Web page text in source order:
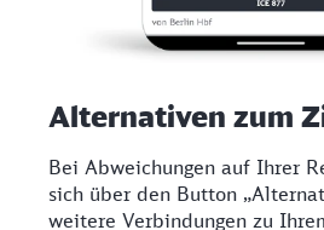
Alternativen zum
Bei Abweichungen auf Ihrer
sich über den Button
weitere Verbindungen zu